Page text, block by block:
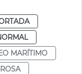
MARÍTIMO